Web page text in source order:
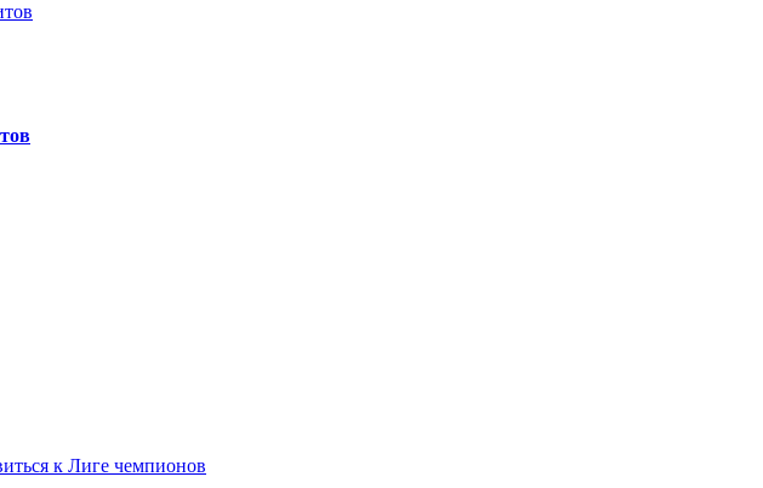
к Лиге чемпионов